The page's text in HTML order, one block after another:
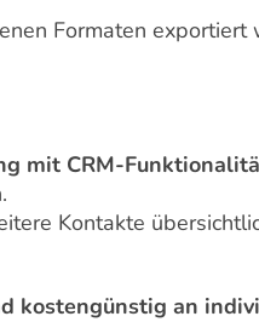
Formaten exportiert
mit CRM-
Kontakte
kostengünstig an